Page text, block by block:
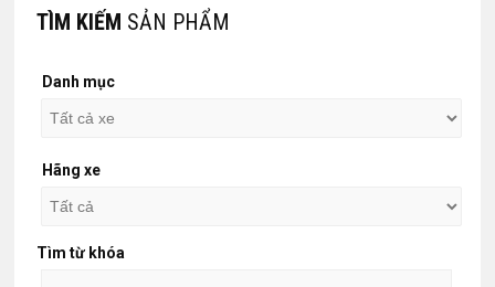
TÌM KIẾM SẢN PHẨM
Danh mục
Hãng xe
Tìm từ khóa